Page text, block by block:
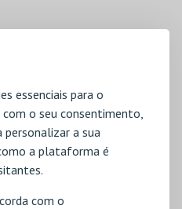
essenciais para o
o seu consentimento,
personalizar a sua
a plataforma é
com o